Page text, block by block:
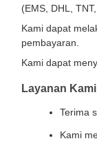
(EMS, DHL,
Kami dapat
pembayaran.
Kami dapat
Layanan Kami
Terima
Kami